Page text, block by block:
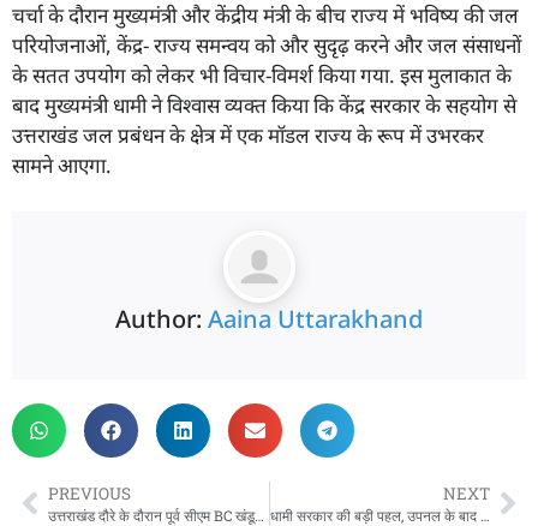
चर्चा के दौरान मुख्यमंत्री और केंद्रीय मंत्री के बीच राज्य में भविष्य की जल
परियोजनाओं, केंद्र- राज्य समन्वय को और सुदृढ़ करने और जल संसाधनों
के सतत उपयोग को लेकर भी विचार-विमर्श किया गया. इस मुलाकात के
बाद मुख्यमंत्री धामी ने विश्वास व्यक्त किया कि केंद्र सरकार के सहयोग से
उत्तराखंड जल प्रबंधन के क्षेत्र में एक मॉडल राज्य के रूप में उभरकर
सामने आएगा.
Author: Aaina Uttarakhand
PREVIOUS
उत्तराखंड दौरे के दौरान पूर्व सीएम BC खंडूरी से मिलने अस्पताल पहुंचे उपराष्ट्रपति, बीसी खंडूरी के साथ साझा की पुरानी यादें
NEXT
धामी सरकार की बड़ी पहल, उपनल के बाद अब वन विभाग के दैनिक श्रमिकों को मिलेगा ये लाभ